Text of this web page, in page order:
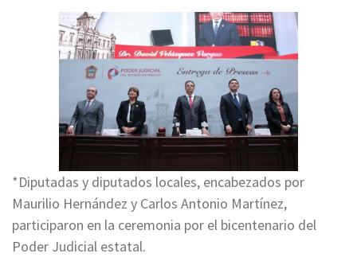
*Diputadas y diputados locales, encabezados por
Maurilio Hernández y Carlos Antonio Martínez,
participaron en la ceremonia por el bicentenario del
Poder Judicial estatal.